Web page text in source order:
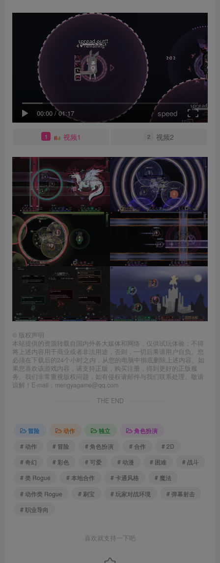
00:00 /01:17 speed
1 视频1 2 视频2
© 版权声明
本站提供的资源转载自国内外各大媒体和网络，仅供试玩体验；不得
将上述内容用于商业或者非法用途，否则，一切后果请用户自负。您
必须在下载后的24个小时之内，从您的电脑中彻底删除上述内容。如
果您喜欢该游戏内容，请支持正版，购买注册，得到更好的正版服
务。我们非常重视版权问题，如有侵权请邮件与我们联系处理。敬请
谅解！E-mail：mengyagame@qq.com
THE END
冒险 动作 独立
角色扮演
# 动作
# 冒险 # 角色扮演 # 合作
# 2D
# 奇幻
# 彩色 # 可爱 # 动漫 # 困难
# 战斗
# 类 Rogue
# 本地合作 # 卡通风格
# 魔法
# 动作类 Rogue
# 刷宝 # 玩家对战环境
# 弹幕射击
# 职业导向
喜欢就支持一下吧